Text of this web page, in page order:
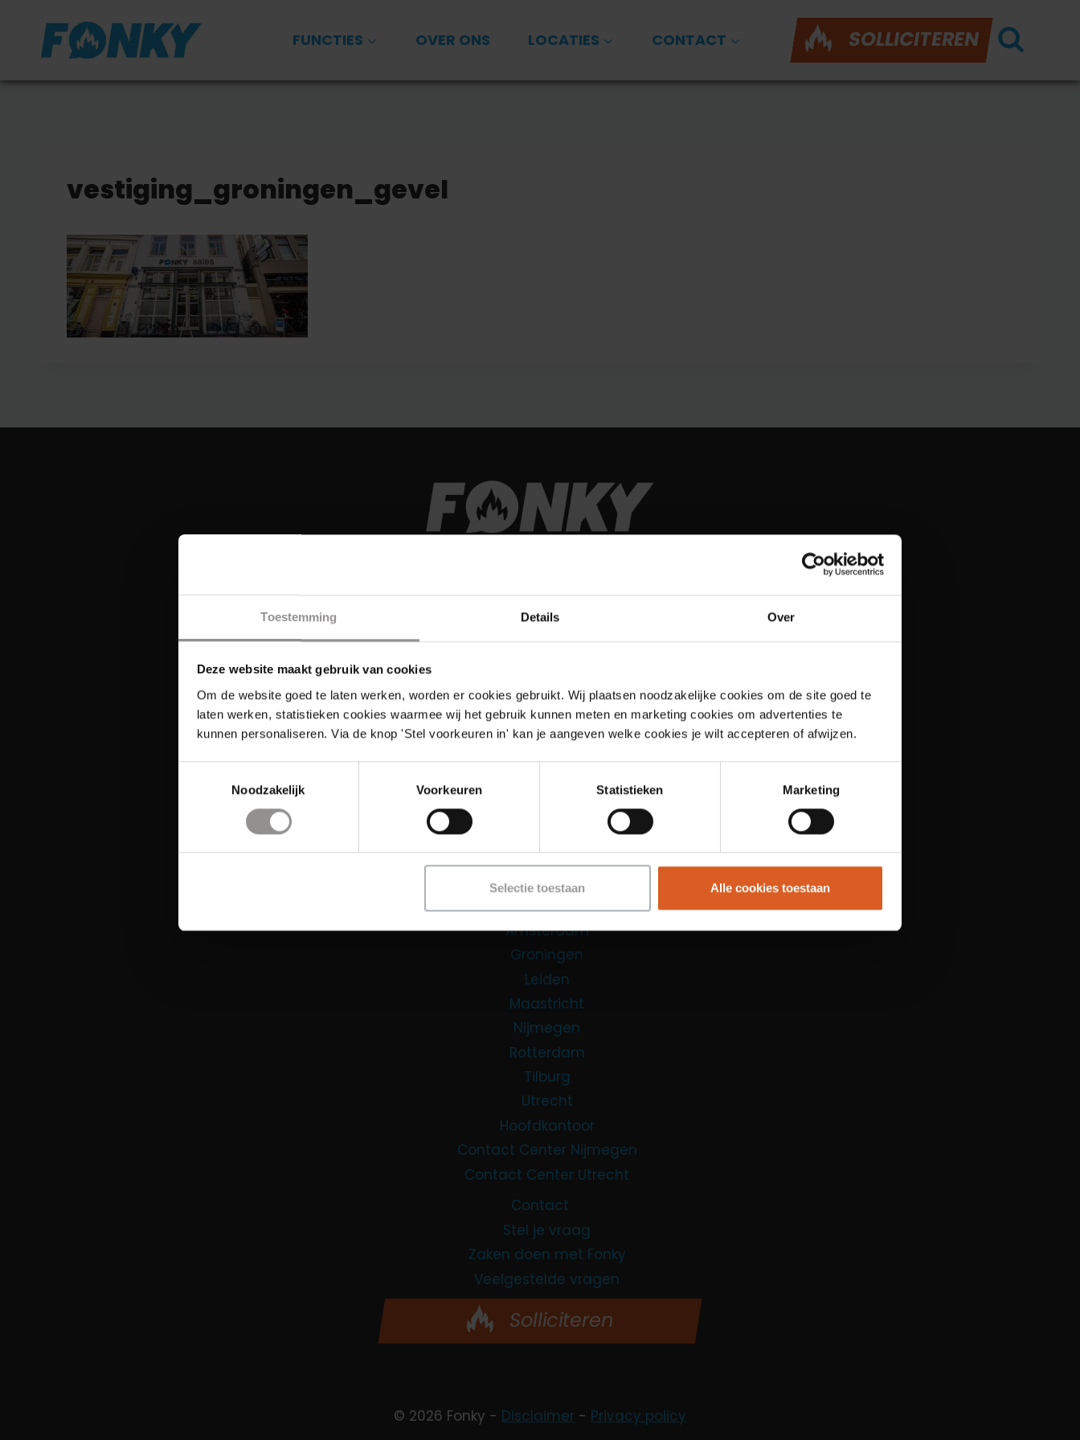
Toestemming Details Over
Deze website maakt gebruik van cookies
Om de website goed te laten werken, worden er cookies gebruikt. Wij plaatsen noodzakelijke cookies om de site goed te
laten werken, statistieken cookies waarmee wij het gebruik kunnen meten en marketing cookies om advertenties te
kunnen personaliseren. Via de knop 'Stel voorkeuren in' kan je aangeven welke cookies je wilt accepteren of afwijzen.
Noodzakelijk
Voorkeuren Statistieken Marketing
Selectie toestaan Alle cookies toestaan
inhoud
FUNCTIES OVER ONS LOCATIES CONTACT SOLLICITEREN
vestiging_groningen_gevel
Links
Promotiemedewerker
Kantoorfuncties
Over ons
Locaties
Amsterdam
Groningen
Leiden
Maastricht
Nijmegen
Rotterdam
Tilburg
Utrecht
Hoofdkantoor
Contact Center Nijmegen
Contact Center Utrecht
Contact
Stel je vraag
Zaken doen met Fonky
Veelgestelde vragen
Solliciteren
© 2026 Fonky - Disclaimer - Privacy policy